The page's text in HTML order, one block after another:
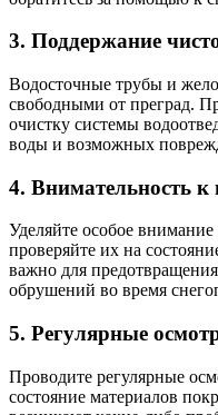
3. Поддержание
Водосточные трубы и
свободными от преград.
очистку системы
воды и возможных
4. Внимательность
Уделяйте особое
проверяйте их на
важно для
обрушений во время
5. Регулярные
Проводите регулярные
состояние материалов